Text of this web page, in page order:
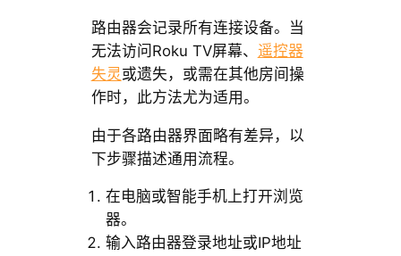
路由器会记录所有连接设备。当
无法访问Roku TV屏幕、 遥控器
失灵或遗失，或需在其他房间操
作时，此方法尤为适用。
由于各路由器界面略有差异，以
下步骤描述通用流程。
在电脑或智能手机上打开浏览
器。
输入路由器登录地址或IP地址